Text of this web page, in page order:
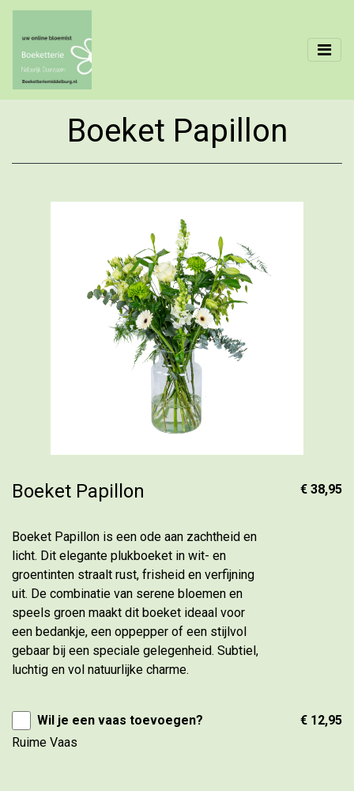
Boeket Papillon
Boeket Papillon
Boeket Papillon is een ode aan zachtheid en
licht. Dit elegante plukboeket in wit- en
groentinten straalt rust, frisheid en verfijning
uit. De combinatie van serene bloemen en
speels groen maakt dit boeket ideaal voor
een bedankje, een oppepper of een stijlvol
gebaar bij een speciale gelegenheid. Subtiel,
luchtig en vol natuurlijke charme.
€ 38,95
Wil je een vaas toevoegen?
Ruime Vaas
€ 12,95